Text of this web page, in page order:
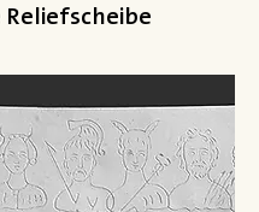
Reliefscheibe